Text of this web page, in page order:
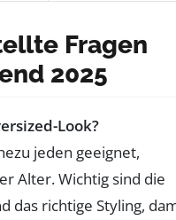
Fragen
2025
Look?
jeden geeignet,
Alter. Wichtig sind die
das richtige Styling,